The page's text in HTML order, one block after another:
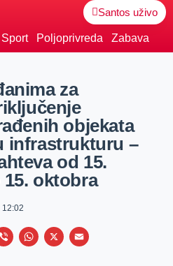
Santos uživo
Sport Poljoprivreda Zabava
za
objekata
infrastrukturu –
od 15.
oktobra
12:02
V
W
X
E